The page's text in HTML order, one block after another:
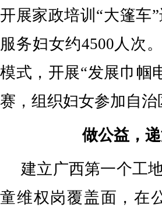
开展家政培训“大篷车
服务妇女约4500人次
模式，开展“发展巾帼
赛，组织妇女参加自
做公益，
建立广西第一个工
童维权岗覆盖面，在